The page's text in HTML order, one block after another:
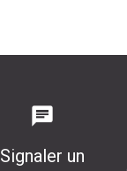
Signaler un